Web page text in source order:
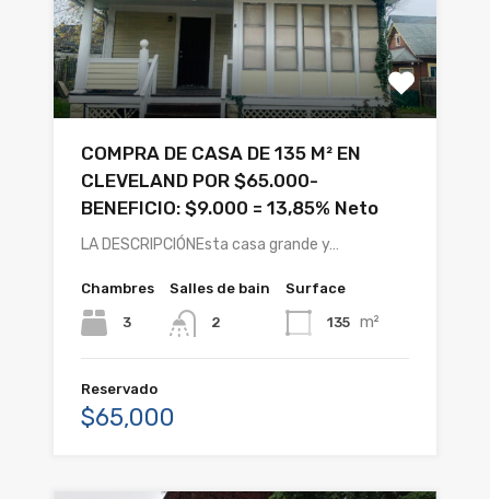
COMPRA DE CASA DE 135 M² EN
CLEVELAND POR $65.000-
BENEFICIO: $9.000 = 13,85% Neto
LA DESCRIPCIÓNEsta casa grande y…
Chambres
3
Salles de bain
2
Surface
135 m²
Reservado
$65,000